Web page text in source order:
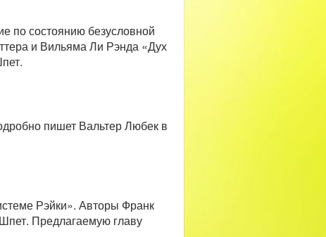
по состоянию безусловной
и Вильяма Ли Рэнда «Дух
пишет Вальтер Любек в
Рэйки». Авторы Франк
Предлагаемую главу